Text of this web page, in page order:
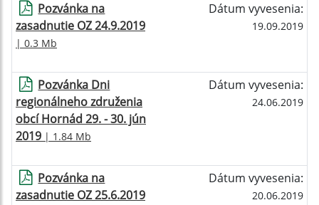
Pozvánka na
zasadnutie OZ 24.9.2019
| 0.3 Mb
Dátum vyvesenia:
19.09.2019
Pozvánka Dni
regionálneho združenia
obcí Hornád 29. - 30. jún
2019 | 1.84 Mb
Dátum vyvesenia:
24.06.2019
Pozvánka na
zasadnutie OZ 25.6.2019
Dátum vyvesenia:
20.06.2019